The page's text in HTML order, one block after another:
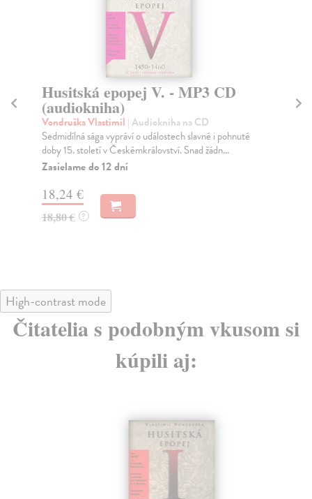
Husitská epopej V. - MP3 CD
(audiokniha)
Vondruška Vlastimil | Audiokniha na CD
Sedmidílná sága vypráví o událostech slavné i pohnuté
doby 15. století v Českémkrálovství. Snad žádn...
Zasielame do 12 dní
18,24 €
18,80 € ?
High-contrast mode
Čitatelia s podobným vkusom si
kúpili aj: